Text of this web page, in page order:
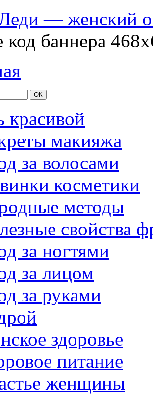
код баннера
красивой
макияжа
за волосами
косметики
методы
свойства
за ногтями
за лицом
за руками
здоровье
питание
женщины